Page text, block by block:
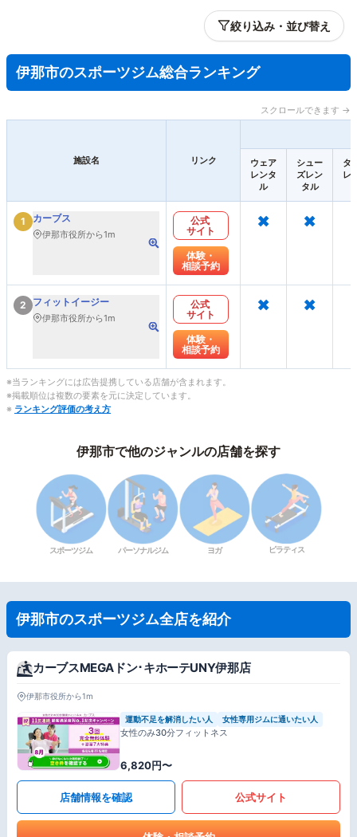
絞り込み・並び替え
伊那市のスポーツジム総合ランキング
スクロールできます →
施設名 リンク
ウェア
レンタ
ル
シュー
ズレン
タル
タ
レ
1 カーブス
伊那市役所から1m
公式
サイト
体験・
相談予約
× ×
2 フィットイージー
伊那市役所から1m
公式
サイト
体験・
相談予約
× ×
※当ランキングには広告提携している店舗が含まれます。
※掲載順位は複数の要素を元に決定しています。
※ ランキング評価の考え方
伊那市で他のジャンルの店舗を探す
スポーツジム パーソナルジム ヨガ ピラティス
伊那市のスポーツジム全店を紹介
カーブスMEGAドン･キホーテUNY伊那店
伊那市役所から1m
運動不足を解消したい人 女性専用ジムに通いたい人
女性のみ30分フィットネス
6,820円〜
店舗情報を確認 公式サイト